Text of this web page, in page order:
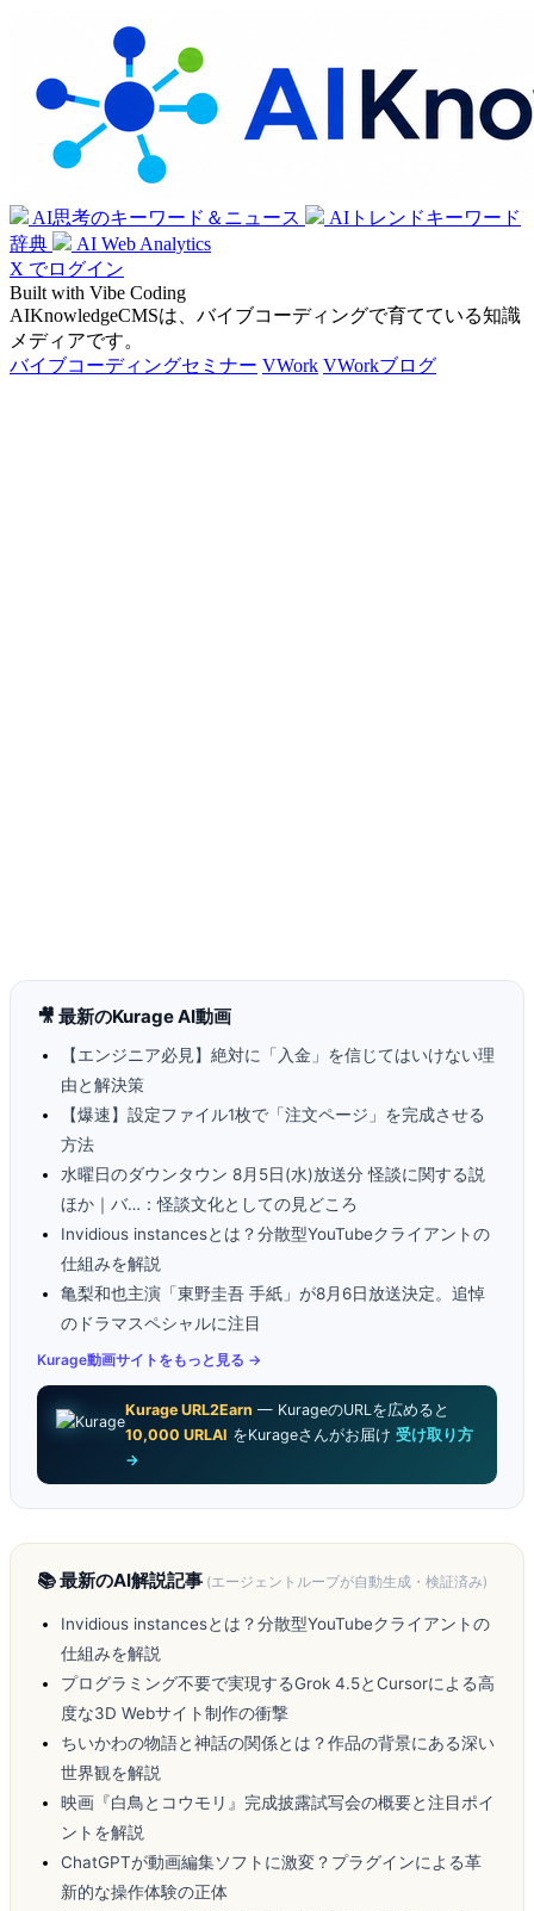
AI思考のキーワード＆ニュース
AIトレンドキーワード
辞典
AI Web Analytics
X でログイン
Built with Vibe Coding
AIKnowledgeCMSは、バイブコーディングで育てている知識
メディアです。
バイブコーディングセミナー VWork VWorkブログ
🎥 最新のKurage AI動画
【エンジニア必見】絶対に「入金」を信じてはいけない理
由と解決策
【爆速】設定ファイル1枚で「注文ページ」を完成させる
方法
水曜日のダウンタウン 8月5日(水)放送分 怪談に関する説
ほか｜バ…：怪談文化としての見どころ
Invidious instancesとは？分散型YouTubeクライアントの
仕組みを解説
亀梨和也主演「東野圭吾 手紙」が8月6日放送決定。追悼
のドラマスペシャルに注目
Kurage動画サイトをもっと見る →
Kurage URL2Earn — KurageのURLを広めると
10,000 URLAI をKurageさんがお届け 受け取り方
→
📚 最新のAI解説記事 (エージェントループが自動生成・検証済み)
Invidious instancesとは？分散型YouTubeクライアントの
仕組みを解説
プログラミング不要で実現するGrok 4.5とCursorによる高
度な3D Webサイト制作の衝撃
ちいかわの物語と神話の関係とは？作品の背景にある深い
世界観を解説
映画『白鳥とコウモリ』完成披露試写会の概要と注目ポイ
ントを解説
ChatGPTが動画編集ソフトに激変？プラグインによる革
新的な操作体験の正体